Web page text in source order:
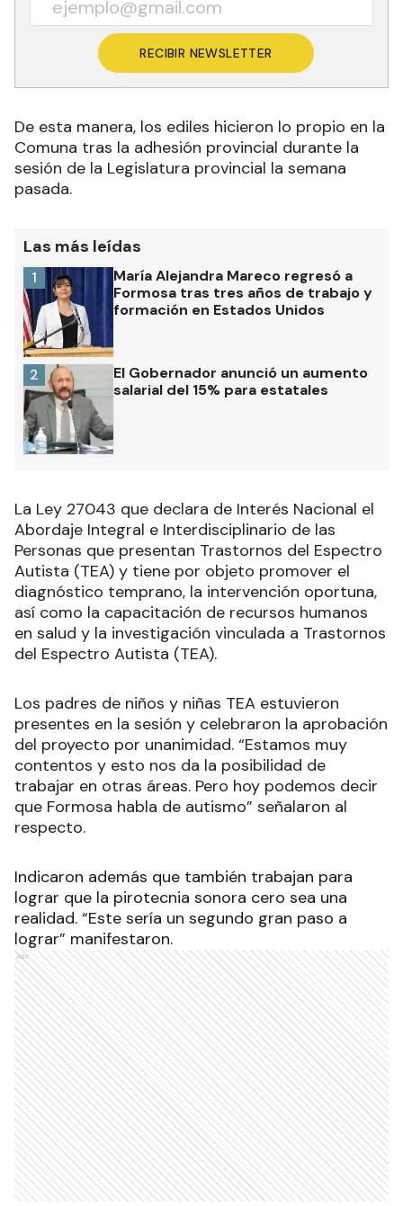
RECIBIR NEWSLETTER
De esta manera, los ediles hicieron lo propio en la
Comuna tras la adhesión provincial durante la
sesión de la Legislatura provincial la semana
pasada.
Las más leídas
María Alejandra Mareco regresó a
Formosa tras tres años de trabajo y
formación en Estados Unidos
1
El Gobernador anunció un aumento
salarial del 15% para estatales
2
La Ley 27043 que declara de Interés Nacional el
Abordaje Integral e Interdisciplinario de las
Personas que presentan Trastornos del Espectro
Autista (TEA) y tiene por objeto promover el
diagnóstico temprano, la intervención oportuna,
así como la capacitación de recursos humanos
en salud y la investigación vinculada a Trastornos
del Espectro Autista (TEA).
Los padres de niños y niñas TEA estuvieron
presentes en la sesión y celebraron la aprobación
del proyecto por unanimidad. “Estamos muy
contentos y esto nos da la posibilidad de
trabajar en otras áreas. Pero hoy podemos decir
que Formosa habla de autismo” señalaron al
respecto.
Indicaron además que también trabajan para
lograr que la pirotecnia sonora cero sea una
realidad. “Este sería un segundo gran paso a
lograr” manifestaron.
Ads